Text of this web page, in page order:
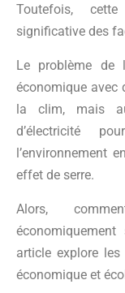
Toutefois,
significative des
Le problème de
économique avec
la clim, mais
d’électricité
l’environnement
effet de serre.
Alors,
article explore
économique et